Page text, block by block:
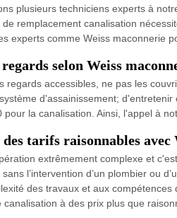
plusieurs techniciens experts à
remplacement canalisation
experts comme Weiss maconnerie
selon Weiss
regards accessibles, ne pas les
d'assainissement;
la canalisation. Ainsi, l'appel à
tarifs raisonnables avec
extrêmement complexe et
l’intervention d’un plombier ou
des travaux et aux
à des prix plus que